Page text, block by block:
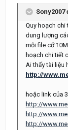
Sony2007
Quy hoạch chi
dung lượng
mỗi file cỡ
hoạch chi tiết
Ai thấy tài liệu
http://
hoặc link của
http://
http://
http://